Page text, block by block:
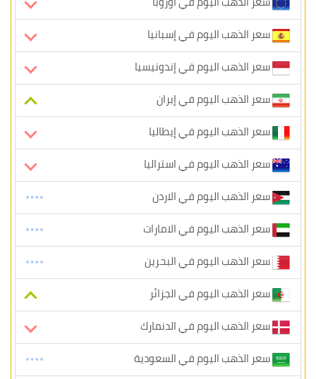
سعر الذهب اليوم في إسبانيا
سعر الذهب اليوم في إندونيسيا
سعر الذهب اليوم في إيران
سعر الذهب اليوم في إيطاليا
سعر الذهب اليوم في استراليا
سعر الذهب اليوم في الاردن
سعر الذهب اليوم في الامارات
سعر الذهب اليوم في البحرين
سعر الذهب اليوم في الجزائر
سعر الذهب اليوم في الدنمارك
سعر الذهب اليوم في السعودية